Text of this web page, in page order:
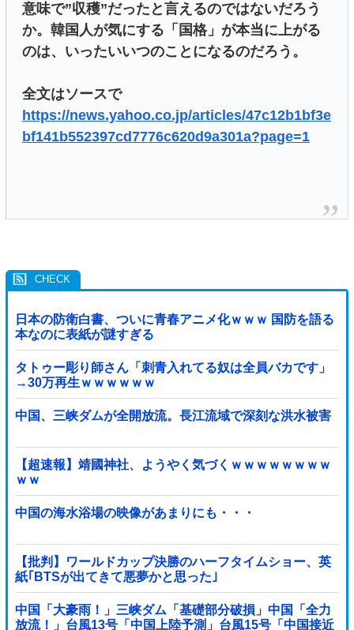
意味で”収穫”だったと言えるのではないだろう
か。韓国人が気にする「国格」が本当に上がる
のは、いったいいつのことになるのだろう。
全文はソースで
https://news.yahoo.co.jp/articles/47c12b1bf3e
bf141b552397cd7776c620d9a301a?page=1
日本の防衛白書、ついに青春アニメ化ｗｗｗ 国防を語る
本なのに表紙が謎すぎる
タトゥー彫り師さん「刺青入れてる奴は全員バカです」
→30万再生ｗｗｗｗｗｗ
中国、三峡ダムが全開放流。長江流域で深刻な洪水被害
【超速報】靖國神社、ようやく気づくｗｗｗｗｗｗｗｗ
ｗｗ
中国の海水浴場の映像があまりにも・・・
【批判】ワールドカップ決勝のハーフタイムショー、英
紙｢BTSが出てきて悪夢かと思った｣
中国「大豪雨！」三峡ダム「基礎部分破損」中国「全力
放流！」台風13号「中国上陸予測」台風15号「中国接近